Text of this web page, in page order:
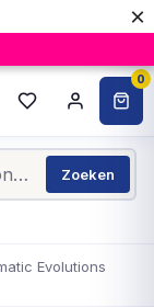
×
0
Zoeken
Evolutions